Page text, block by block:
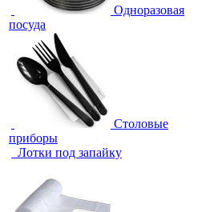
Одноразовая
посуда
Столовые
приборы
Лотки под запайку